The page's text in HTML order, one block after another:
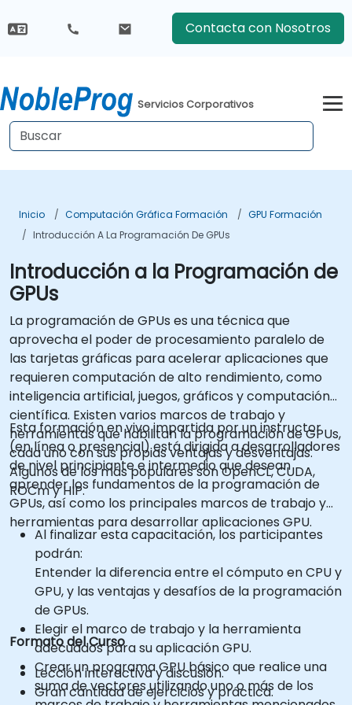
Contacta con Nosotros
Servicios Corporativos
Inicio Computación Gráfica Formación
GPU Formación
Introducción A La Programación De GPUs
Introducción a la Programación de
GPUs
La programación de GPUs es una técnica que
aprovecha el poder de procesamiento paralelo de
las tarjetas gráficas para acelerar aplicaciones que
requieren computación de alto rendimiento, como
inteligencia artificial, juegos, gráficos y computación
científica. Existen varios marcos de trabajo y
herramientas que habilitan la programación de GPUs,
cada uno con sus propias ventajas y desventajas.
Algunos de los más populares son OpenCL, CUDA,
ROCm y HIP.
Esta formación en vivo impartida por un instructor
(en línea o presencial) está dirigida a desarrolladores
de nivel principiante e intermedio que desean
aprender los fundamentos de la programación de
GPUs, así como los principales marcos de trabajo y
herramientas para desarrollar aplicaciones GPU.
Al finalizar esta capacitación, los participantes
podrán:
Entender la diferencia entre el cómputo en CPU y
GPU, y las ventajas y desafíos de la programación
de GPUs.
Elegir el marco de trabajo y la herramienta
adecuados para su aplicación GPU.
Crear un programa GPU básico que realice una
suma de vectores utilizando uno o más de los
Formato del Curso
Lección interactiva y discusión.
Gran cantidad de ejercicios y práctica.